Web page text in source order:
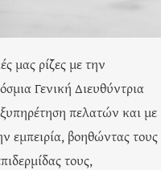
μας ρίζες με την
Γενική Διευθύντρια
πελατών και με
εμπειρία, βοηθώντας τους
τους,